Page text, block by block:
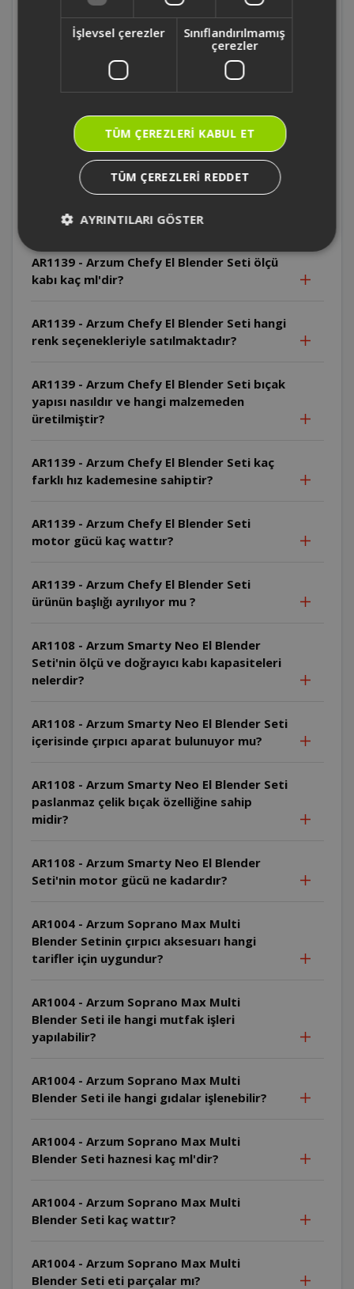
Seti kaç fonksiyona sahip ?
AR1167 - Arzum Starblend Multi Blender
Setinin motoru kaç watt ?
AR1139 - Arzum Chefy El Blender Seti ticari
mutfaklarda kullanıma uygun mudur?
AR1139 - Arzum Chefy El Blender Seti'nin
kadardır?
AR1139 - Arzum Chefy El Blender Seti ölçü
kabı kaç ml'dir?
AR1139 - Arzum Chefy El Blender Seti hangi
renk seçenekleriyle satılmaktadır?
AR1139 - Arzum Chefy El Blender Seti bıçak
yapısı nasıldır ve hangi malzemeden
üretilmiştir?
AR1139 - Arzum Chefy El Blender Seti kaç
farklı hız kademesine sahiptir?
AR1139 - Arzum Chefy El Blender Seti
motor gücü kaç wattır?
AR1139 - Arzum Chefy El Blender Seti
ürünün başlığı ayrılıyor mu ?
AR1108 - Arzum Smarty Neo El Blender
Seti'nin ölçü ve doğrayıcı kabı kapasiteleri
nelerdir?
AR1108 - Arzum Smarty Neo El Blender Seti
içerisinde çırpıcı aparat bulunuyor mu?
AR1108 - Arzum Smarty Neo El Blender Seti
paslanmaz çelik bıçak özelliğine sahip
midir?
AR1108 - Arzum Smarty Neo El Blender
Seti'nin motor gücü ne kadardır?
AR1004 - Arzum Soprano Max Multi
Blender Setinin çırpıcı aksesuarı hangi
tarifler için uygundur?
AR1004 - Arzum Soprano Max Multi
Blender Seti ile hangi mutfak işleri
yapılabilir?
AR1004 - Arzum Soprano Max Multi
Blender Seti ile hangi gıdalar işlenebilir?
AR1004 - Arzum Soprano Max Multi
Blender Seti haznesi kaç ml'dir?
AR1004 - Arzum Soprano Max Multi
Blender Seti kaç wattır?
AR1004 - Arzum Soprano Max Multi
Blender Seti eti parçalar mı?
İşlevsel çerezler
Sınıflandırılmamış
çerezler
TÜM ÇEREZLERI KABUL ET
TÜM ÇEREZLERI REDDET
AYRINTILARI GÖSTER